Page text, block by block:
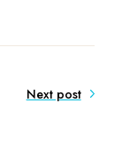
Next post